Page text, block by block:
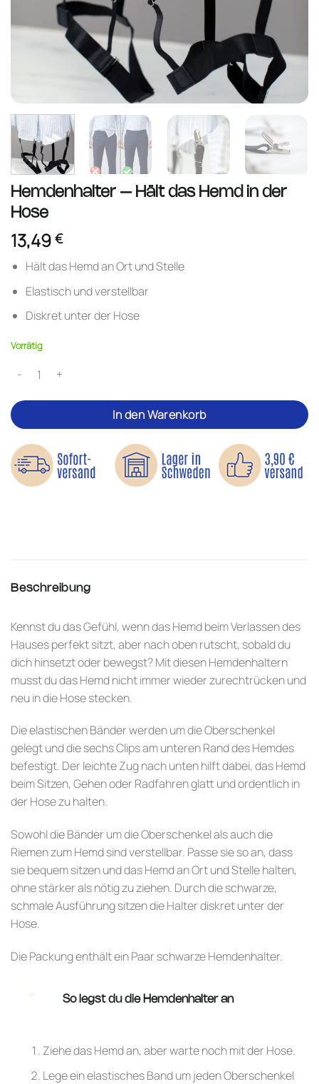
Hemdenhalter – Hält das Hemd in der
Hose
13,49 €
Hält das Hemd an Ort und Stelle
Elastisch und verstellbar
Diskret unter der Hose
Vorrätig
Hemdenhalter – Hält das Hemd in der Hose Menge
In den Warenkorb
Beschreibung
Kennst du das Gefühl, wenn das Hemd beim Verlassen des
Hauses perfekt sitzt, aber nach oben rutscht, sobald du
dich hinsetzt oder bewegst? Mit diesen Hemdenhaltern
musst du das Hemd nicht immer wieder zurechtrücken und
neu in die Hose stecken.
Die elastischen Bänder werden um die Oberschenkel
gelegt und die sechs Clips am unteren Rand des Hemdes
befestigt. Der leichte Zug nach unten hilft dabei, das Hemd
beim Sitzen, Gehen oder Radfahren glatt und ordentlich in
der Hose zu halten.
Sowohl die Bänder um die Oberschenkel als auch die
Riemen zum Hemd sind verstellbar. Passe sie so an, dass
sie bequem sitzen und das Hemd an Ort und Stelle halten,
ohne stärker als nötig zu ziehen. Durch die schwarze,
schmale Ausführung sitzen die Halter diskret unter der
Hose.
Die Packung enthält ein Paar schwarze Hemdenhalter.
So legst du die Hemdenhalter an
Ziehe das Hemd an, aber warte noch mit der Hose.
Lege ein elastisches Band um jeden Oberschenkel